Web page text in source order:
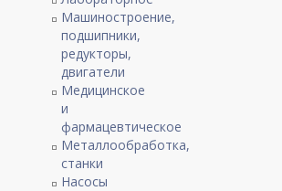
Машиностроение,
подшипники,
редукторы,
двигатели
Медицинское
и
фармацевтическое
Металлообработка,
станки
Насосы